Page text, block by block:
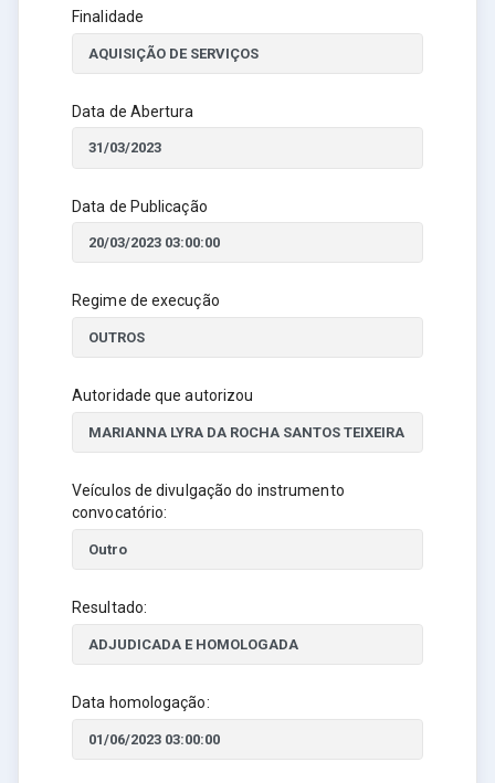
Finalidade
Data de Abertura
Data de Publicação
Regime de execução
Autoridade que autorizou
Veículos de divulgação do instrumento
convocatório:
Resultado:
Data homologação: